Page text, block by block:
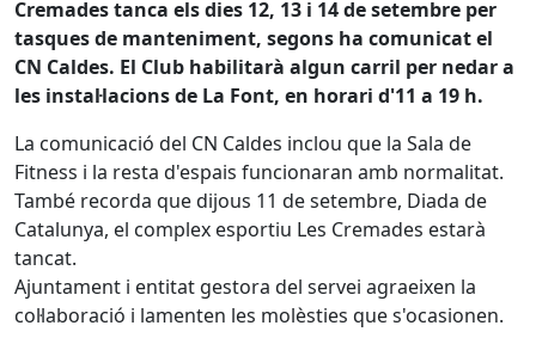
Cremades tanca els dies 12, 13 i 14 de setembre per
tasques de manteniment, segons ha comunicat el
CN Caldes. El Club habilitarà algun carril per nedar a
les instal·lacions de La Font, en horari d'11 a 19 h.
La comunicació del CN Caldes inclou que la Sala de
Fitness i la resta d'espais funcionaran amb normalitat.
També recorda que dijous 11 de setembre, Diada de
Catalunya, el complex esportiu Les Cremades estarà
tancat.
Ajuntament i entitat gestora del servei agraeixen la
col·laboració i lamenten les molèsties que s'ocasionen.